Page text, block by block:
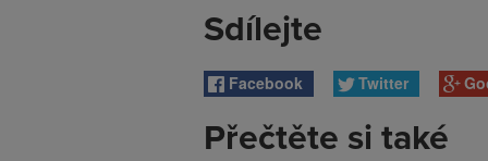
Sdílejte
Facebook Twitter
Přečtěte si také